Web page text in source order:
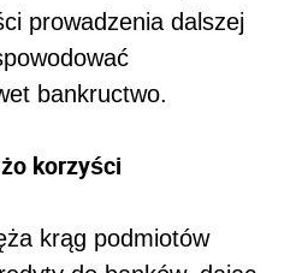
prowadzenia dalszej
bankructwo.
korzyści
krąg podmiotów